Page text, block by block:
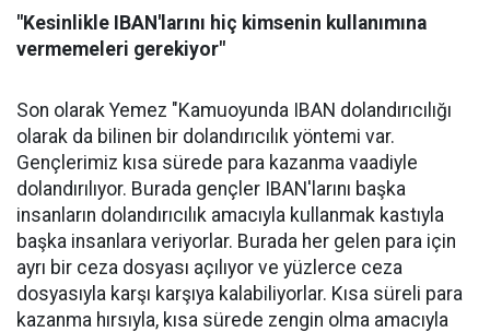
"Kesinlikle IBAN'larını hiç kimsenin kullanımına
vermemeleri gerekiyor"
Son olarak Yemez "Kamuoyunda IBAN dolandırıcılığı
olarak da bilinen bir dolandırıcılık yöntemi var.
Gençlerimiz kısa sürede para kazanma vaadiyle
dolandırılıyor. Burada gençler IBAN'larını başka
insanların dolandırıcılık amacıyla kullanmak kastıyla
başka insanlara veriyorlar. Burada her gelen para için
ayrı bir ceza dosyası açılıyor ve yüzlerce ceza
dosyasıyla karşı karşıya kalabiliyorlar. Kısa süreli para
kazanma hırsıyla, kısa sürede zengin olma amacıyla